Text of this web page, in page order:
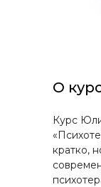
О
Курс
кратко,